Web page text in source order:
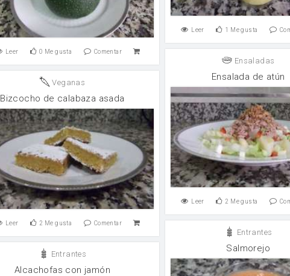
Leer 1 Me gusta
Leer 0 Me gusta Comentar
Ensaladas
Ensalada de atún
Leer 2 Me gusta
Veganas
Bizcocho de calabaza asada
Leer 2 Me gusta Comentar
Entrantes
Salmorejo
Entrantes
Alcachofas con jamón